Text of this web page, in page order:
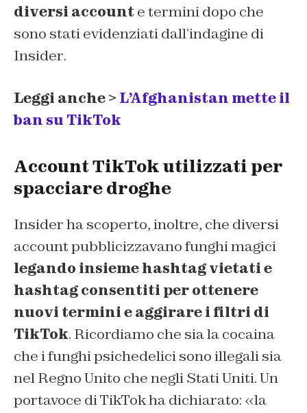
diversi account e termini dopo che
sono stati evidenziati dall’indagine di
Insider.
Leggi anche > L’Afghanistan mette il
ban su TikTok
Account TikTok utilizzati per
spacciare droghe
Insiderha scoperto, inoltre, che diversi
account pubblicizzavano funghi magici
legando insieme hashtag vietati e
hashtag consentiti per ottenere
nuovi termini e aggirare i filtri di
TikTok. Ricordiamo che sia la cocaina
che i funghi psichedelici sono illegali sia
nel Regno Unito che negli Stati Uniti. Un
portavoce di TikTok ha dichiarato: «la